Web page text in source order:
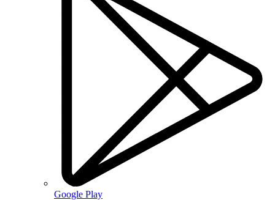
Google Play